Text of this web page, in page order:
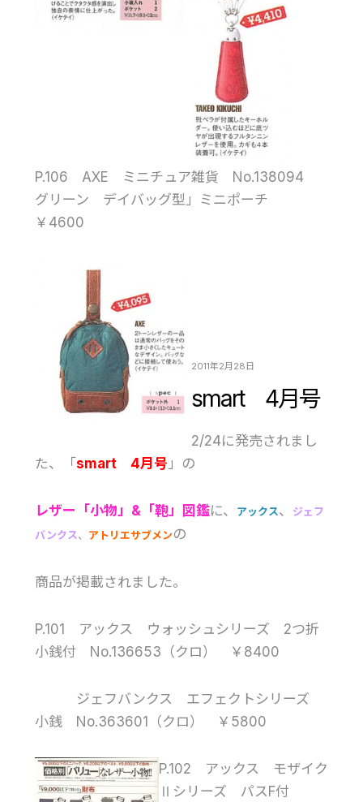
P.106 AXE ミニチュア雑貨 No.138094
グリーン デイバッグ型」ミニポーチ
￥4600
2011年2月28日
smart 4月号
2/24に発売されまし
た、「 smart 4月号」の
レザー「小物」&「鞄」図鑑に、 アックス、
ジェフ
バンクス、 アトリエサブメンの
商品が掲載されました。
P.101 アックス ウォッシュシリーズ 2つ折
小銭付 No.136653（クロ） ￥8400
ジェフバンクス エフェクトシリーズ
小銭 No.363601（クロ） ￥5800
P.102 アックス モザイク
Ⅱシリーズ パスF付